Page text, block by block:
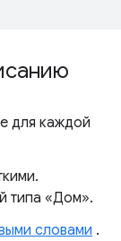
для каждой
типа «Дом».
словами .